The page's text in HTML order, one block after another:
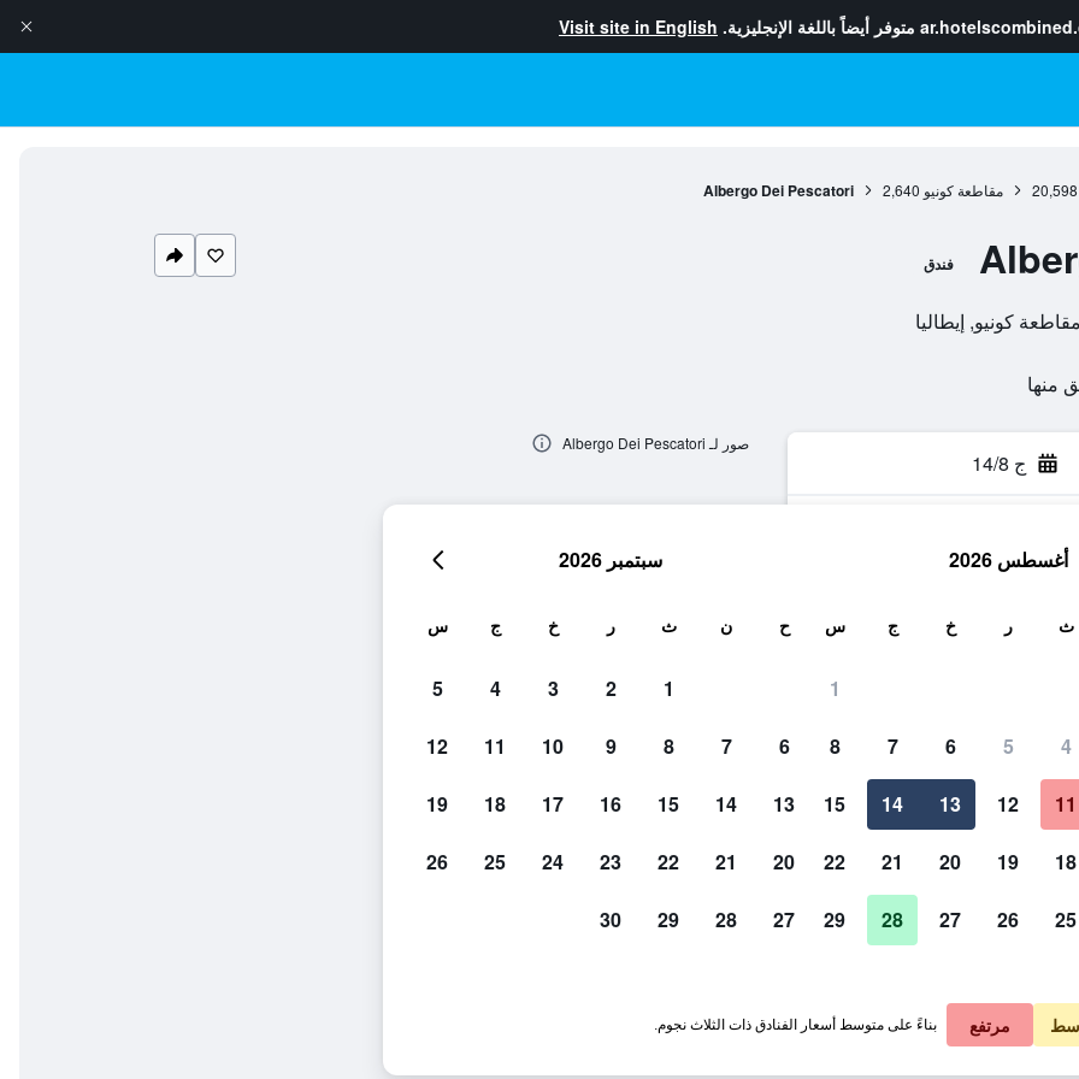
متوفر أيضاً باللغة الإنجليزية. Visit site in English
20,598 مقاطعة كونيو 2,640
Albergo Dei Pescatori
فندق
ج 14/8
في الليلة
﷼ عرض الصفقة
﷼ عرض الصفقة
صور لـ Albergo Dei Pescatori
أغسطس 2026
ث ر خ ج س
1
4
5
6
7
8
11
12
13
14
15
18
19
20
21
22
25
26
27
28
29
سبتمبر 2026
ح ن ث ر خ ج س
1
2
3
4
5
6
7
8
9
10
11
12
13
14
15
16
17
18
19
20
21
22
23
24
25
26
27
28
29
30
مرتفع بناءً على متوسط أسعار الفنادق ذات الثلاث نجوم.